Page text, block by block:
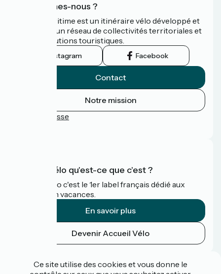
Qui sommes-nous ?
La Vélomaritime est un itinéraire vélo développé et
promu par un réseau de collectivités territoriales et
leurs institutions touristiques.
Instagram Facebook
Contact
Notre mission
Espace Presse
Accueil Vélo qu'est-ce que c'est ?
Accueil Vélo c'est le 1er label français dédié aux
cyclistes en vacances.
En savoir plus
Devenir Accueil Vélo
Ce site utilise des cookies et vous donne le